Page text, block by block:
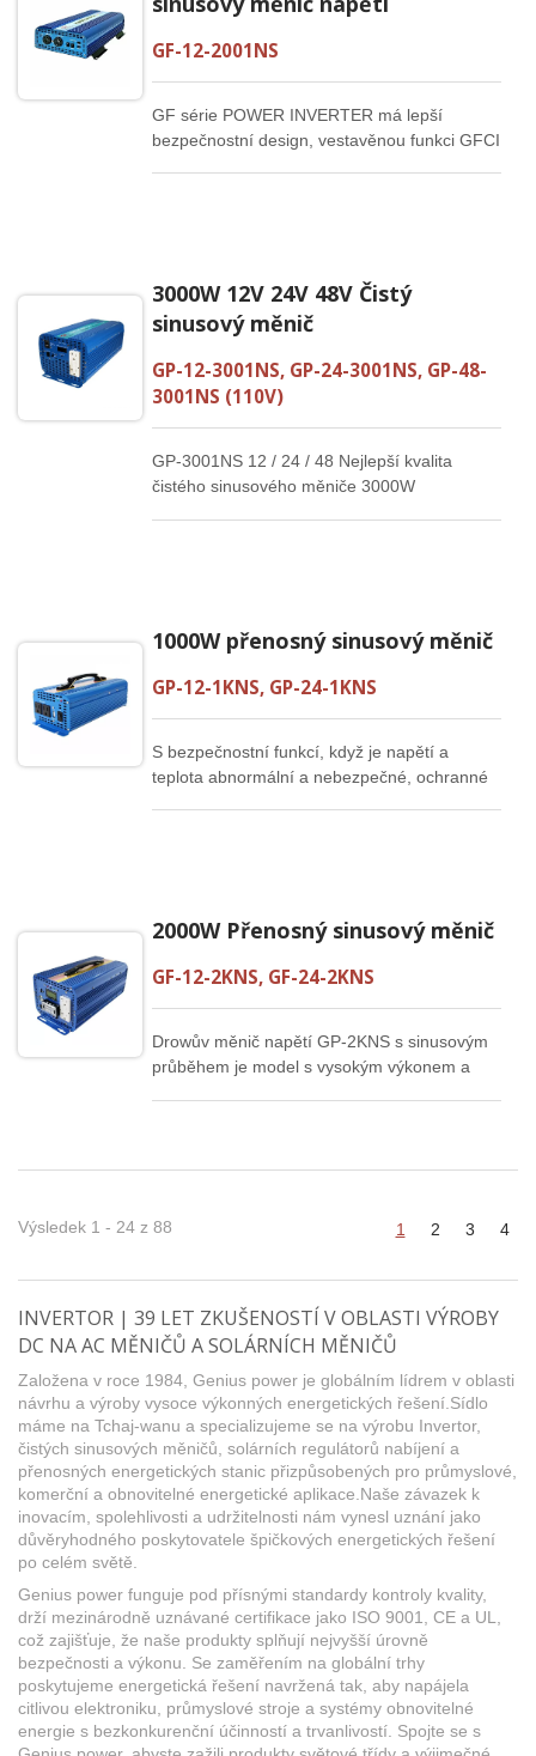
GF-12-2001NS
GF série POWER INVERTER má lepší
bezpečnostní design, vestavěnou funkci GFCI
3000W 12V 24V 48V Čistý
sinusový měnič
GP-12-3001NS, GP-24-3001NS, GP-48-
3001NS (110V)
GP-3001NS 12 / 24 / 48 Nejlepší kvalita
čistého sinusového měniče 3000W
1000W přenosný sinusový měnič
GP-12-1KNS, GP-24-1KNS
S bezpečnostní funkcí, když je napětí a
teplota abnormální a nebezpečné, ochranné
2000W Přenosný sinusový měnič
GF-12-2KNS, GF-24-2KNS
Drowův měnič napětí GP-2KNS s sinusovým
průběhem je model s vysokým výkonem a
chladničkách s napětím v síti vhodným pro
Výsledek 1 - 24 z 88 1 2 3 4
INVERTOR | 39 LET ZKUŠENOSTÍ V OBLASTI VÝROBY
DC NA AC MĚNIČŮ A SOLÁRNÍCH MĚNIČŮ
Založena v roce 1984, Genius power je globálním lídrem v oblasti
návrhu a výroby vysoce výkonných energetických řešení.Sídlo
máme na Tchaj-wanu a specializujeme se na výrobu Invertor,
čistých sinusových měničů, solárních regulátorů nabíjení a
přenosných energetických stanic přizpůsobených pro průmyslové,
komerční a obnovitelné energetické aplikace.Naše závazek k
inovacím, spolehlivosti a udržitelnosti nám vynesl uznání jako
důvěryhodného poskytovatele špičkových energetických řešení
po celém světě.
Genius power funguje pod přísnými standardy kontroly kvality,
drží mezinárodně uznávané certifikace jako ISO 9001, CE a UL,
což zajišťuje, že naše produkty splňují nejvyšší úrovně
bezpečnosti a výkonu. Se zaměřením na globální trhy
poskytujeme energetická řešení navržená tak, aby napájela
citlivou elektroniku, průmyslové stroje a systémy obnovitelné
energie s bezkonkurenční účinností a trvanlivostí. Spojte se s